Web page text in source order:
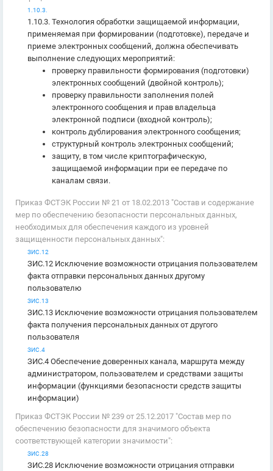
1.10.3.
1.10.3. Технология обработки защищаемой информации,
применяемая при формировании (подготовке), передаче и
приеме электронных сообщений, должна обеспечивать
выполнение следующих мероприятий:
проверку правильности формирования (подготовки)
электронных сообщений (двойной контроль);
проверку правильности заполнения полей
электронного сообщения и прав владельца
электронной подписи (входной контроль);
контроль дублирования электронного сообщения;
структурный контроль электронных сообщений;
защиту, в том числе криптографическую,
защищаемой информации при ее передаче по
каналам связи.
Приказ ФСТЭК России № 21 от 18.02.2013 "Состав и содержание
мер по обеспечению безопасности персональных данных,
необходимых для обеспечения каждого из уровней
защищенности персональных данных":
ЗИС.12
ЗИС.12 Исключение возможности отрицания пользователем
факта отправки персональных данных другому
пользователю
ЗИС.13
ЗИС.13 Исключение возможности отрицания пользователем
факта получения персональных данных от другого
пользователя
ЗИС.4
ЗИС.4 Обеспечение доверенных канала, маршрута между
администратором, пользователем и средствами защиты
информации (функциями безопасности средств защиты
информации)
Приказ ФСТЭК России № 239 от 25.12.2017 "Состав мер по
обеспечению безопасности для значимого объекта
соответствующей категории значимости":
ЗИС.28
ЗИС.28 Исключение возможности отрицания отправки